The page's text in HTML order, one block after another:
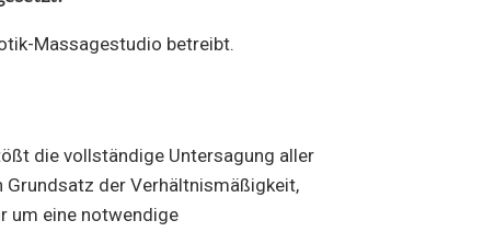
Massagestudio betreibt.
die vollständige Untersagung aller
der Verhältnismäßigkeit,
um eine notwendige